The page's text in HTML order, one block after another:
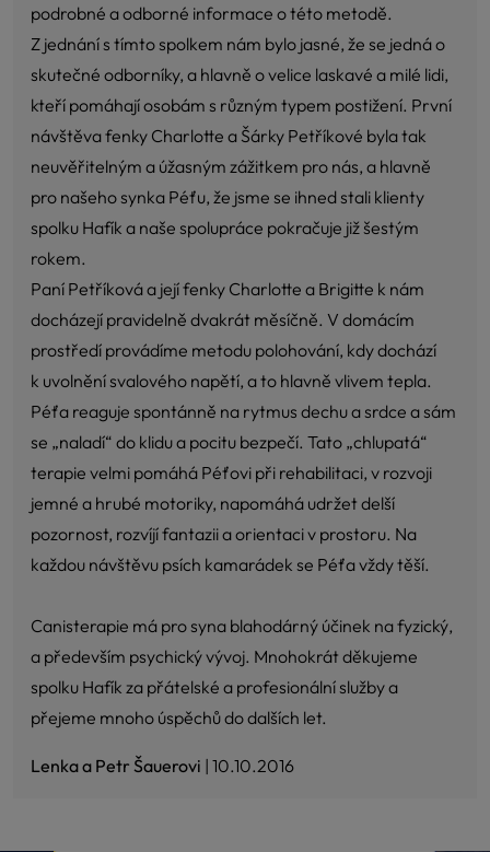
podrobné a odborné informace o této metodě.
Z jednání s tímto spolkem nám bylo jasné, že se jedná o
skutečné odborníky, a hlavně o velice laskavé a milé lidi,
kteří pomáhají osobám s různým typem postižení. První
návštěva fenky Charlotte a Šárky Petříkové byla tak
neuvěřitelným a úžasným zážitkem pro nás, a hlavně
pro našeho synka Péťu, že jsme se ihned stali klienty
spolku Hafík a naše spolupráce pokračuje již šestým
rokem.
Paní Petříková a její fenky Charlotte a Brigitte k nám
docházejí pravidelně dvakrát měsíčně. V domácím
prostředí provádíme metodu polohování, kdy dochází
k uvolnění svalového napětí, a to hlavně vlivem tepla.
Péťa reaguje spontánně na rytmus dechu a srdce a sám
se „naladí“ do klidu a pocitu bezpečí. Tato „chlupatá“
terapie velmi pomáhá Péťovi při rehabilitaci, v rozvoji
jemné a hrubé motoriky, napomáhá udržet delší
pozornost, rozvíjí fantazii a orientaci v prostoru. Na
každou návštěvu psích kamarádek se Péťa vždy těší.
Canisterapie má pro syna blahodárný účinek na fyzický,
a především psychický vývoj. Mnohokrát děkujeme
spolku Hafík za přátelské a profesionální služby a
přejeme mnoho úspěchů do dalších let.
Lenka a Petr Šauerovi | 10.10.2016